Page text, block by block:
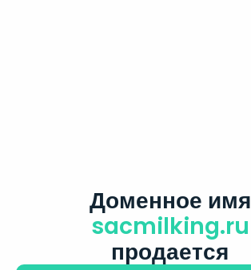
Доменное имя
sacmilking.ru
продается